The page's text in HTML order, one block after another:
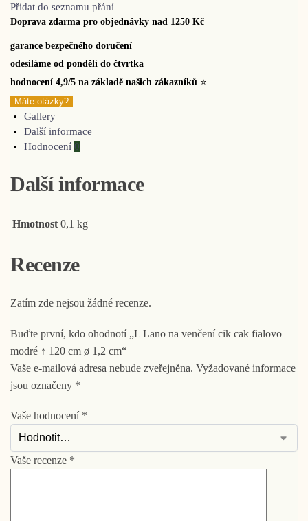
Přidat do seznamu přání
Doprava zdarma pro objednávky nad 1250 Kč
garance bezpečného doručení
odesíláme od pondělí do čtvrtka
hodnocení 4,9/5 na základě našich zákazníků ⭐
Máte otázky?
Gallery
Další informace
Hodnocení 0
Další informace
Hmotnost 0,1 kg
Recenze
Zatím zde nejsou žádné recenze.
Buďte první, kdo ohodnotí „L Lano na venčení cik cak fialovo
modré ↑ 120 cm ø 1,2 cm“
Vaše e-mailová adresa nebude zveřejněna. Vyžadované informace
jsou označeny *
Vaše hodnocení *
Vaše recenze *